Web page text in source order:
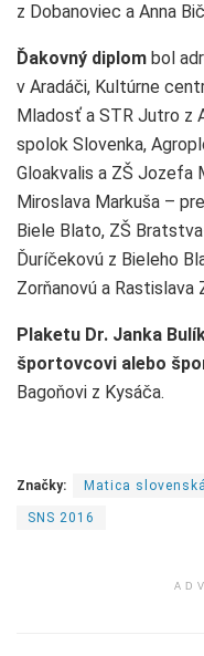
z Dobanoviec a Anna
Ďakovný diplom bol
v Aradáči, Kultúrne
Mladosť a STR Jutro z
spolok Slovenka,
Gloakvalis a ZŠ Jozefa
Miroslava Markuša –
Biele Blato, ZŠ
Ďuríčekovú z Bieleho
Zorňanovú a Rastislava
Plaketu Dr. Janka
športovcovi alebo
Bagoňovi z Kysáča.
Značky: Matica
SNS 2016